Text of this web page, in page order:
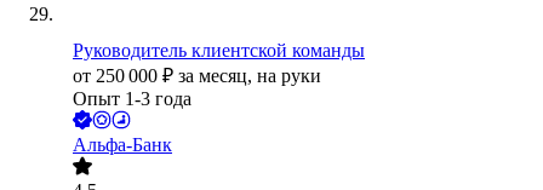
Руководитель клиентской команды
от 250 000 ₽ за месяц, на руки
Опыт 1-3 года
Альфа-Банк